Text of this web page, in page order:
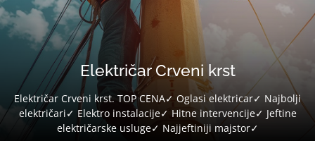
Električar Crveni krst
Električar Crveni krst. TOP CENA✓ Oglasi elektricar✓ Najbolji
električari✓ Elektro instalacije✓ Hitne intervencije✓ Jeftine
električarske usluge✓ Najjeftiniji majstor✓